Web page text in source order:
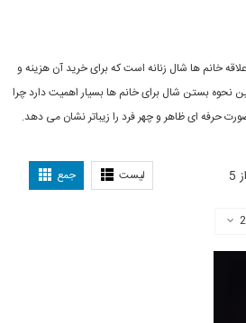
خانم ها شال زنانه است که برای خرید آن هزینه و
نحوه بستن شال برای خانم ها بسیار اهمیت دارد چرا
حرفه ای ظاهر و چهر فرد را زیباتر نشان می دهد.
لیست جمع